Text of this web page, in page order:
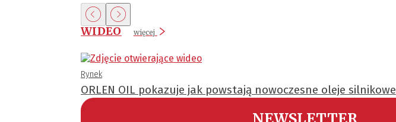
WIDEO więcej
Rynek
ORLEN OIL pokazuje jak powstają nowoczesne oleje silnikowe